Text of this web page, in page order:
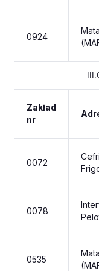
0924
Zakład
nr
0072
0078
0535